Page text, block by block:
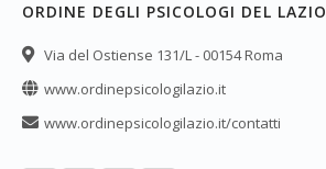
ORDINE DEGLI PSICOLOGI DEL LAZIO
Via del Ostiense 131/L - 00154 Roma
www.ordinepsicologilazio.it
www.ordinepsicologilazio.it/contatti